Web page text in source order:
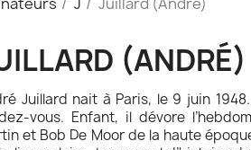
(ANDRÉ)
Juillard nait à Paris, le 9 juin
vous. Enfant, il dévore
et Bob De Moor de la haute